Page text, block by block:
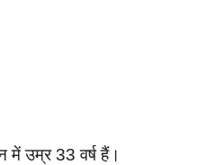
में उम्र 33 वर्ष हैं।